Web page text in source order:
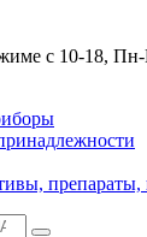
с 10-18,
препараты,